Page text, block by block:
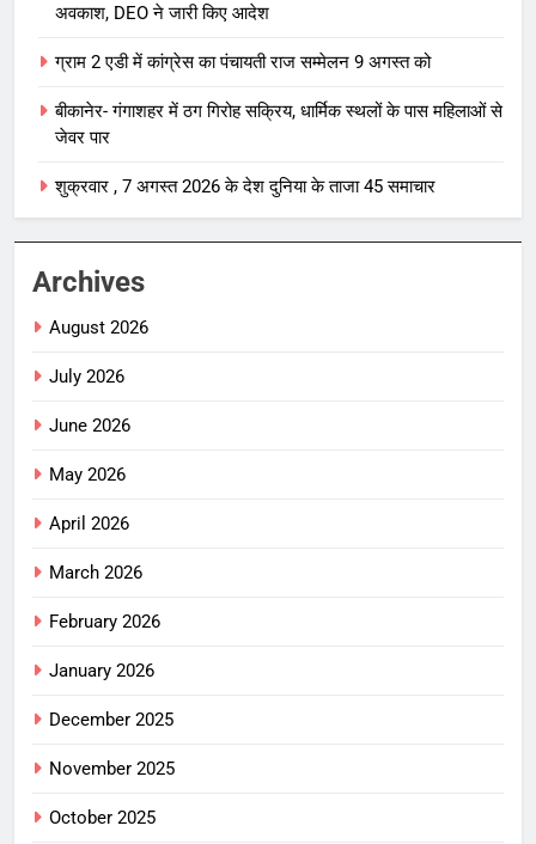
अवकाश, DEO ने जारी किए आदेश
ग्राम 2 एडी में कांग्रेस का पंचायती राज सम्मेलन 9 अगस्त को
बीकानेर- गंगाशहर में ठग गिरोह सक्रिय, धार्मिक स्थलों के पास महिलाओं से
जेवर पार
शुक्रवार , 7 अगस्त 2026 के देश दुनिया के ताजा 45 समाचार
Archives
August 2026
July 2026
June 2026
May 2026
April 2026
March 2026
February 2026
January 2026
December 2025
November 2025
October 2025